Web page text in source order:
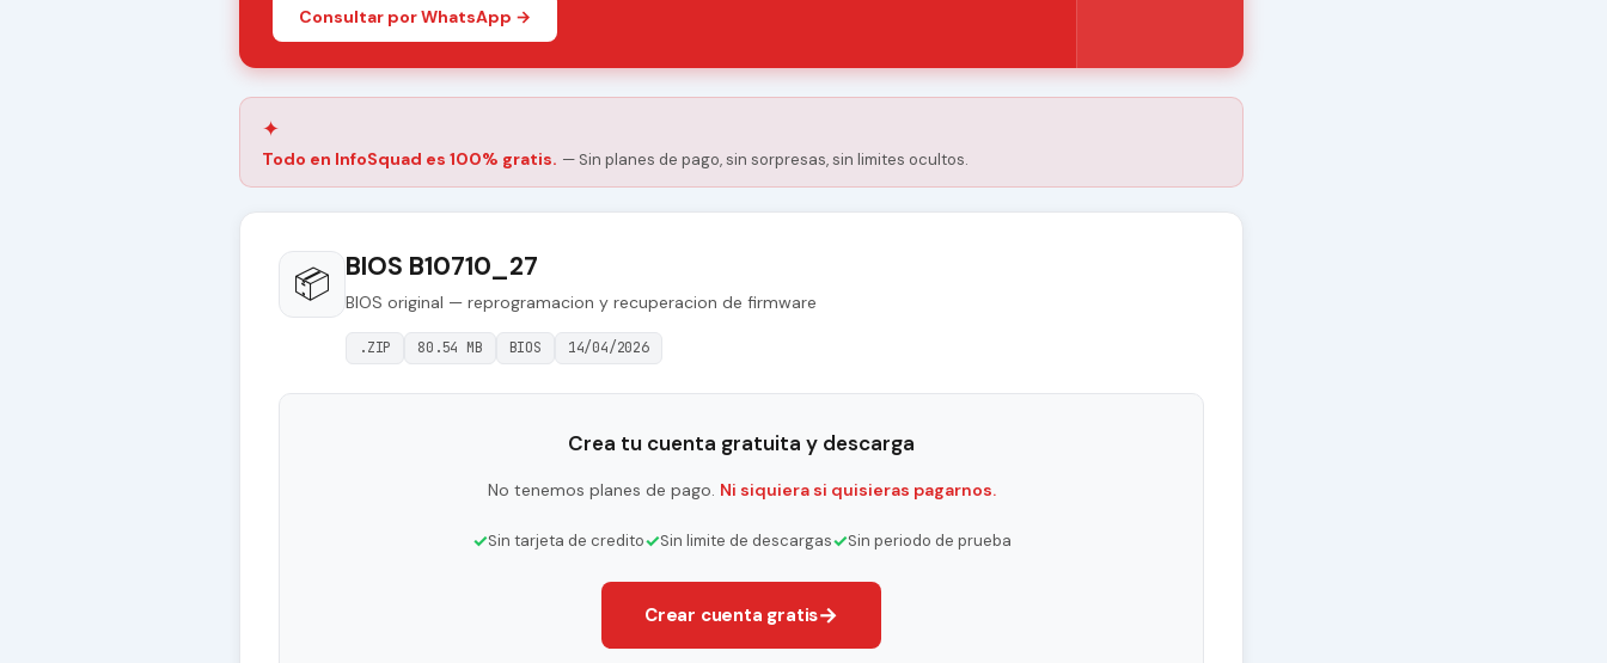
Consultar por WhatsApp →
✦
Todo en InfoSquad es 100% gratis. — Sin planes de pago, sin sorpresas, sin limites ocultos.
📦 BIOS B10710_27
BIOS original — reprogramacion y recuperacion de firmware
.ZIP 80.54 MB BIOS 14/04/2026
Crea tu cuenta gratuita y descarga
No tenemos planes de pago. Ni siquiera si quisieras pagarnos.
✓Sin tarjeta de credito✓Sin limite de descargas✓Sin periodo de prueba
Crear cuenta gratis→